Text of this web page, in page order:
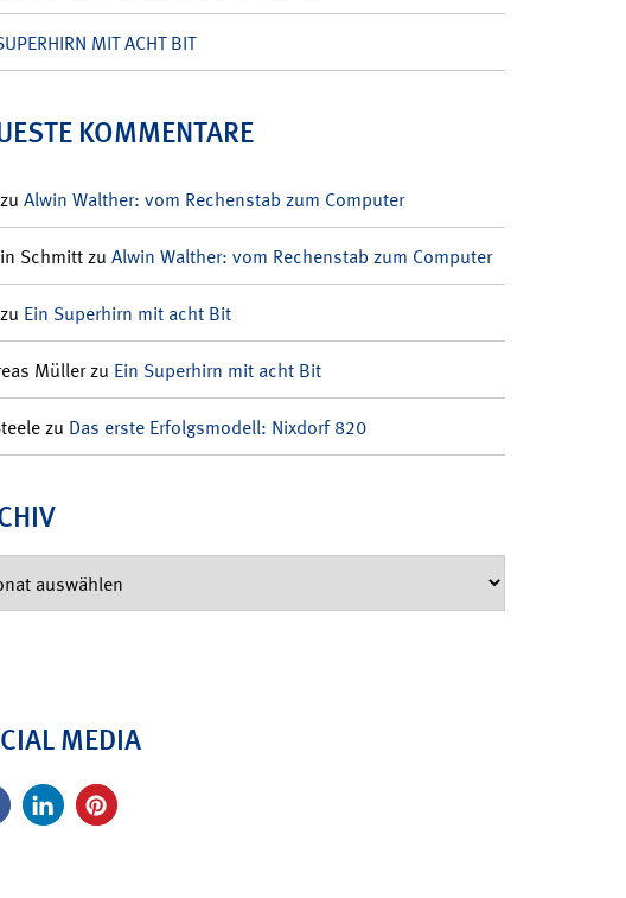
MIT ACHT BIT
KOMMENTARE
Alwin Walther: vom Rechenstab zum Computer
Schmittzu Alwin Walther: vom Rechenstab zum Computer
Ein Superhirn mit acht Bit
Müllerzu Ein Superhirn mit acht Bit
zu Das erste Erfolgsmodell: Nixdorf 820
MEDIA